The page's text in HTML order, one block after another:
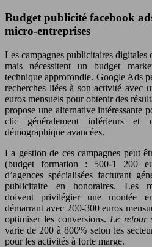
Budget publicité facebook
micro-entreprises
Les campagnes publicitaires
mais nécessitent un budget
technique approfondie. Google Ads
recherches liées à son activité avec
euros mensuels pour obtenir des
propose une alternative intéressante
clic généralement inférieurs et
démographique avancées.
La gestion de ces campagnes peut
(budget formation : 500-1 200
d’agences spécialisées facturant
publicitaire en honoraires. Les
doivent privilégier une montée
démarrant avec 200-300 euros
optimiser les conversions. Le retour
varie de 200 à 800% selon les
pour les activités à forte marge.